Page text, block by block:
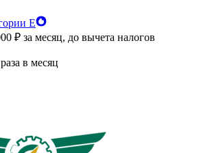
Е
₽ за месяц, до вычета налогов
в месяц